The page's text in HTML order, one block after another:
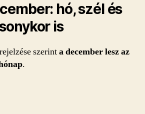
hó, szél és
is
szerinta december lesz az
.